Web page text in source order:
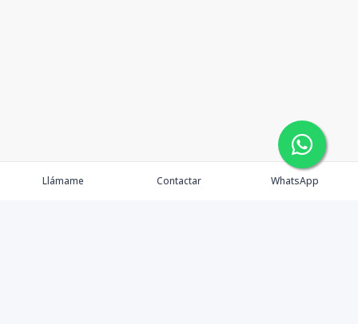
Llámame Contactar WhatsApp